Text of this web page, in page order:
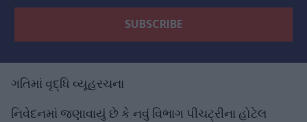
ગતિમાં વૃદ્ધિ વ્યૂહરચના
નિવેદનમાં જણાવાયું છે કે નવું વિભાગ પીચટ્રીના હોટેલ